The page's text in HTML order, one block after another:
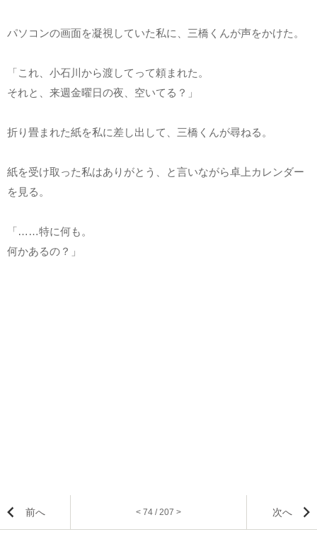
パソコンの画面を凝視していた私に、三橋くんが声をかけた。
「これ、小石川から渡してって頼まれた。
それと、来週金曜日の夜、空いてる？」
折り畳まれた紙を私に差し出して、三橋くんが尋ねる。
紙を受け取った私はありがとう、と言いながら卓上カレンダー
を見る。
「……特に何も。
何かあるの？」
前へ < 74 / 207 > 次へ